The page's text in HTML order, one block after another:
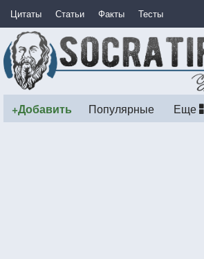
Цитаты Статьи Факты Тесты
+Добавить Популярные Еще